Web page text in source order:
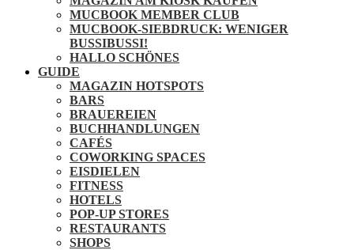
MUCBOOK MEMBER CLUB
MUCBOOK-SIEBDRUCK: WENIGER
BUSSIBUSSI!
HALLO SCHÖNES
GUIDE
MAGAZIN HOTSPOTS
BARS
BRAUEREIEN
BUCHHANDLUNGEN
CAFÉS
COWORKING SPACES
EISDIELEN
FITNESS
HOTELS
POP-UP STORES
RESTAURANTS
SHOPS